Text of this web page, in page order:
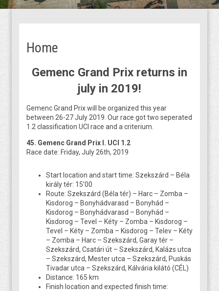
Home
Gemenc Grand Prix returns in
july in 2019!
Gemenc Grand Prix will be organized this year
between 26-27 July 2019. Our race got two seperated
1.2 classification UCI race and a criterium.
45. Gemenc Grand Prix I. UCI 1.2
Race date: Friday, July 26th, 2019
Start location and start time: Szekszárd – Béla
király tér: 15’00
Route: Szekszárd (Béla tér) – Harc – Zomba –
Kisdorog – Bonyhádvarasd – Bonyhád –
Kisdorog – Bonyhádvarasd – Bonyhád –
Kisdorog – Tevel – Kéty – Zomba – Kisdorog –
Tevel – Kéty – Zomba – Kisdorog – Telev – Kéty
– Zomba – Harc – Szekszárd, Garay tér –
Szekszárd, Csatári út – Szekszárd, Kalázs utca
– Szekszárd, Mester utca – Szekszárd, Puskás
Tivadar utca – Szekszárd, Kálvária kilátó (CÉL)
Distance: 165 km
Finish location and expected finish time: